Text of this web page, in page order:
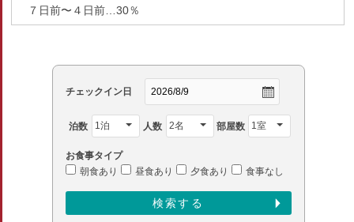
７日前〜４日前…30％
チェックイン日
泊数 人数 部屋数
お食事タイプ
朝食あり
昼食あり 夕食あり 食事なし